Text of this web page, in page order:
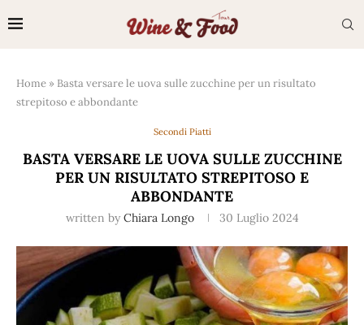
Home » Basta versare le uova sulle zucchine per un risultato
strepitoso e abbondante
Secondi Piatti
BASTA VERSARE LE UOVA SULLE ZUCCHINE
PER UN RISULTATO STREPITOSO E
ABBONDANTE
written by Chiara Longo 30 Luglio 2024